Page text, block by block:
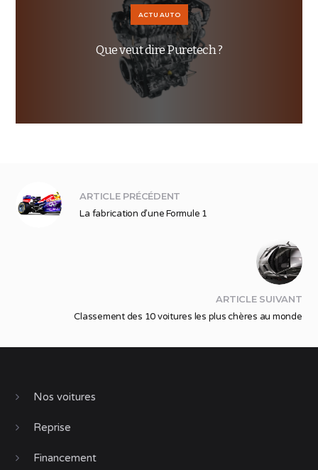
ACTU AUTO
Que veut dire Puretech ?
ARTICLE PRÉCÉDENT
La fabrication d’une Formule 1
ARTICLE SUIVANT
Classement des 10 voitures les plus chères au monde
Nos voitures
Reprise
Financement